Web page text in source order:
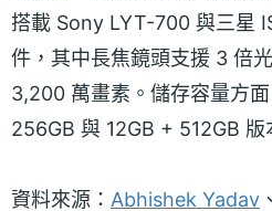
搭載 Sony LYT-700 與三星
件，其中長焦鏡頭支援 3 倍
3,200 萬畫素。儲存容量方
256GB 與 12GB + 512GB 版
資料來源： Abhishek Yadav 、